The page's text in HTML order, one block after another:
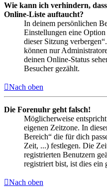
Wie kann ich verhindern,
Online-Liste auftaucht?
In deinem persönlichen
Einstellungen eine
dieser Sitzung
können nur
deinen Online-Status
Besucher gezählt.
Nach oben
Die Forenuhr geht falsch!
Möglicherweise
eigenen Zeitzone. In
Bereich“ die für dich
Zeit, ...) festlegen. Die
registrierten Benutzern
registriert bist, ist dies ein
Nach oben